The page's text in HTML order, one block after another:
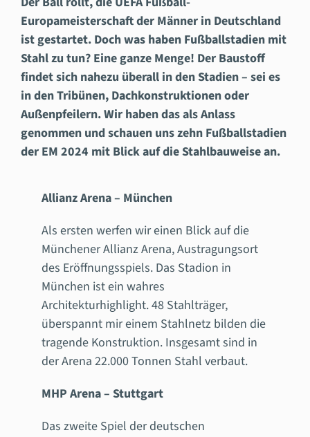
Europameisterschaft der Männer in Deutschland
ist gestartet. Doch was haben Fußballstadien mit
Stahl zu tun? Eine ganze Menge! Der Baustoff
findet sich nahezu überall in den Stadien – sei es
in den Tribünen, Dachkonstruktionen oder
Außenpfeilern. Wir haben das als Anlass
genommen und schauen uns zehn Fußballstadien
der EM 2024 mit Blick auf die Stahlbauweise an.
Allianz Arena – München
Als ersten werfen wir einen Blick auf die
Münchener Allianz Arena, Austragungsort
des Eröffnungsspiels. Das Stadion in
München ist ein wahres
Architekturhighlight. 48 Stahlträger,
überspannt mir einem Stahlnetz bilden die
tragende Konstruktion. Insgesamt sind in
der Arena 22.000 Tonnen Stahl verbaut.
MHP Arena – Stuttgart
Das zweite Spiel der deutschen